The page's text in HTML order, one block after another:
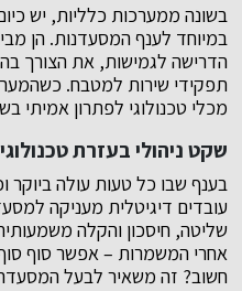
בשונה ממערכות כלליות, יש
במיוחד לענף המסעדנות. הן
הדרישה לגמישות, את הצורך
תפקידי שירות למטבח.
מכלי טכנולוגי לפתרון אמיתי
שקט ניהולי בעזרת
בענף שבו כל טעות עולה
עובדים דיגיטלית מעניקה
שליטה, חיסכון והקלה
אחרי המשמרות – אפשר סוף
חשוב? זה משאיר לבעל